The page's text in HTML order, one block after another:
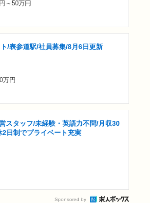
～50万円
/表参道駅/社員募集/8月6日更新
万円
スタッフ/未経験・英語力不問/月収30
日制でプライベート充実
Sponsored by